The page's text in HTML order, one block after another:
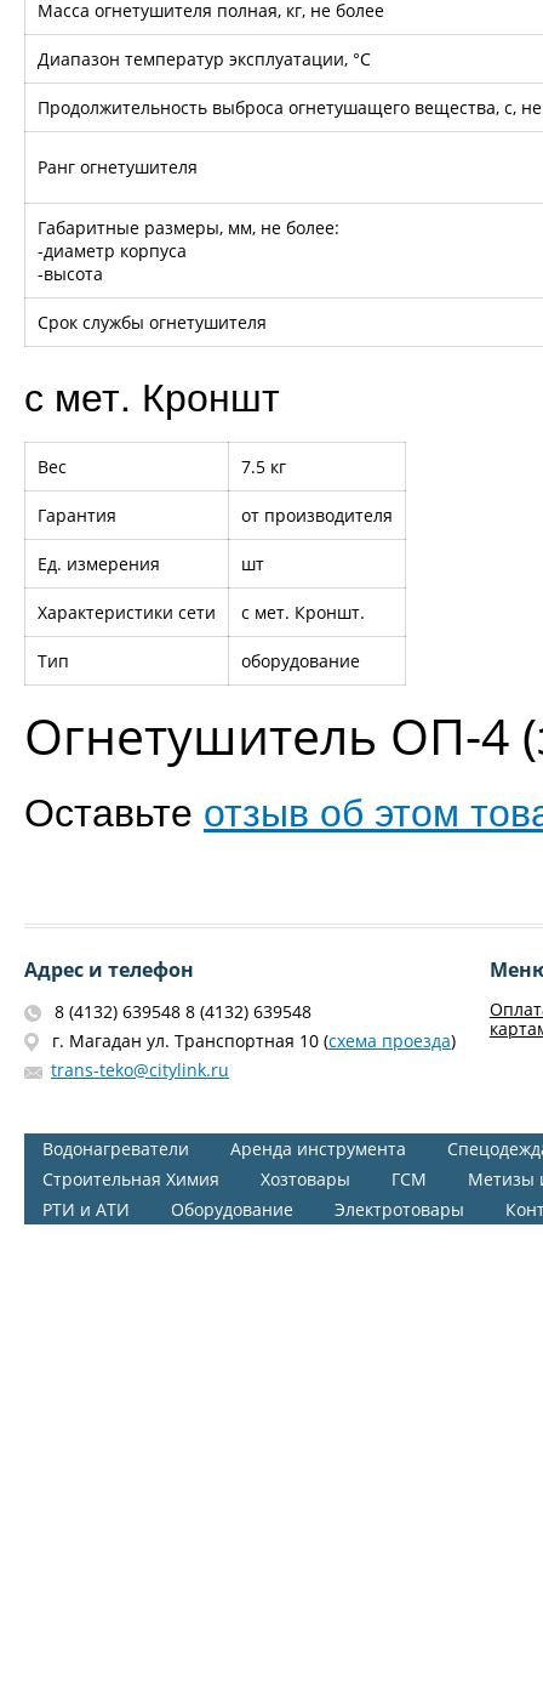
Масса огнетушителя полная, кг, не более
Диапазон температур эксплуатации, °С
Продолжительность выброса огнетушащего вещества, с,
Ранг огнетушителя
Габаритные размеры, мм, не более:
-диаметр корпуса
-высота
Срок службы огнетушителя
с мет. Кроншт
Вес 7.5 кг
Гарантия от производителя
Ед. измерения шт
Характеристики сети с мет. Кроншт.
Тип оборудование
Огнетушитель ОП-4
Оставьте отзыв об этом
Адрес и телефон
8 (4132) 639548 8 (4132) 639548
г. Магадан ул. Транспортная 10 (схема проезда)
trans-teko@citylink.ru
Водонагреватели Аренда инструмента
Строительная Химия
Хозтовары ГСМ
Метизы
РТИ и АТИ
Оборудование Электротовары